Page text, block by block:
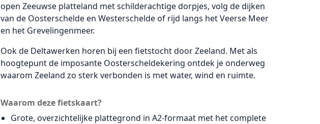
open Zeeuwse platteland met schilderachtige dorpjes, volg de dijken
van de Oosterschelde en Westerschelde of rijd langs het Veerse Meer
en het Grevelingenmeer.
Ook de Deltawerken horen bij een fietstocht door Zeeland. Met als
hoogtepunt de imposante Oosterscheldekering ontdek je onderweg
waarom Zeeland zo sterk verbonden is met water, wind en ruimte.
Waarom deze fietskaart?
Grote, overzichtelijke plattegrond in A2-formaat met het complete